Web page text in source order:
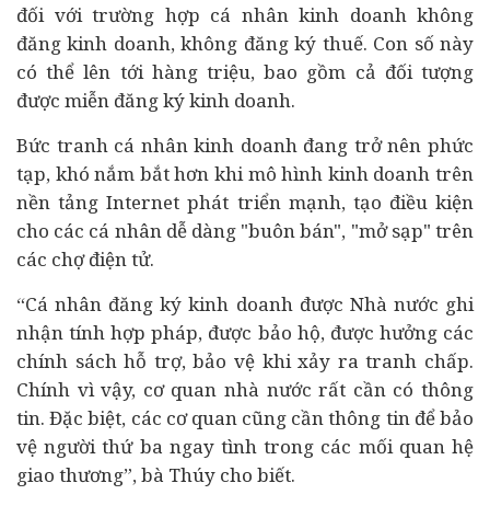
đối với trường hợp cá nhân kinh doanh không
đăng kinh doanh, không đăng ký thuế. Con số này
có thể lên tới hàng triệu, bao gồm cả đối tượng
được miễn đăng ký kinh doanh.
Bức tranh cá nhân kinh doanh đang trở nên phức
tạp, khó nắm bắt hơn khi mô hình kinh doanh trên
nền tảng Internet phát triển mạnh, tạo điều kiện
cho các cá nhân dễ dàng "buôn bán", "mở sạp" trên
các chợ điện tử.
“Cá nhân đăng ký kinh doanh được Nhà nước ghi
nhận tính hợp pháp, được bảo hộ, được hưởng các
chính sách hỗ trợ, bảo vệ khi xảy ra tranh chấp.
Chính vì vậy, cơ quan nhà nước rất cần có thông
tin. Đặc biệt, các cơ quan cũng cần thông tin để bảo
vệ người thứ ba ngay tình trong các mối quan hệ
giao thương”, bà Thúy cho biết.